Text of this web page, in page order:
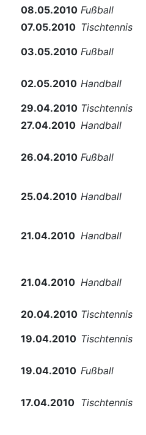
08.05.2010 Fußball
07.05.2010 Tischtennis
03.05.2010 Fußball
02.05.2010 Handball
29.04.2010 Tischtennis
27.04.2010 Handball
26.04.2010 Fußball
25.04.2010 Handball
21.04.2010 Handball
21.04.2010 Handball
20.04.2010 Tischtennis
19.04.2010 Tischtennis
19.04.2010 Fußball
17.04.2010 Tischtennis